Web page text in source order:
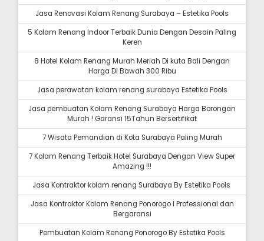
Jasa Renovasi Kolam Renang Surabaya – Estetika Pools
5 Kolam Renang Indoor Terbaik Dunia Dengan Desain Paling
Keren
8 Hotel Kolam Renang Murah Meriah Di kuta Bali Dengan
Harga Di Bawah 300 Ribu
Jasa perawatan kolam renang surabaya Estetika Pools
Jasa pembuatan Kolam Renang Surabaya Harga Borongan
Murah ! Garansi 15Tahun Bersertifikat
7 Wisata Pemandian di Kota Surabaya Paling Murah
7 Kolam Renang Terbaik Hotel Surabaya Dengan View Super
Amazing !!!
Jasa Kontraktor kolam renang Surabaya By Estetika Pools
Jasa Kontraktor Kolam Renang Ponorogo I Professional dan
Bergaransi
Pembuatan Kolam Renang Ponorogo By Estetika Pools